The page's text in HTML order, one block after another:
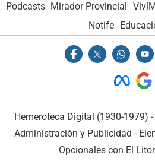
Podcasts Mirador Provincial
Notife
Hemeroteca Digital (1930-1979) -
Administración y Publicidad -
Opcionales con El